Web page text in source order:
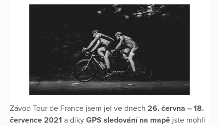
Závod Tour de France jsem jel ve dnech 26. června – 18.
července 2021 a díky GPS sledování na mapě jste mohli